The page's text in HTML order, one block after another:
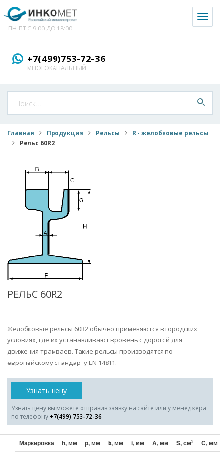
ПН-ПТ С 9:00 ДО 18:00
+7(499)753-72-36
МНОГОКАНАЛЬНЫЙ
Главная Продукция Рельсы
R - желобковые рельсы
Рельс 60R2
РЕЛЬС 60R2
Желобковые рельсы 60R2 обычно применяются в городских
условиях, где их устанавливают вровень с дорогой для
движения трамваев. Такие рельсы производятся по
европейскому стандарту EN 14811.
Узнать цену
Узнать цену вы можете отправив заявку на сайте или у менеджера
по телефону +7(499) 753-72-36
Маркировка h, мм p, мм b, мм i, мм A, мм S, см2 C, мм